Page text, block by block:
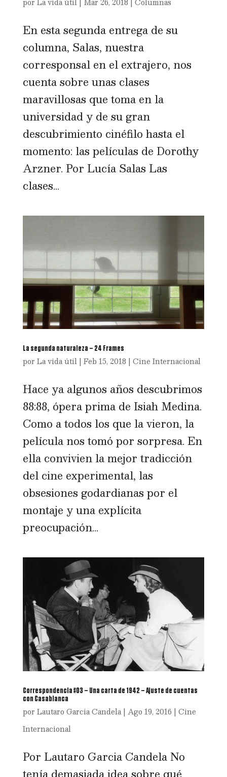
En esta segunda entrega de su
columna, Salas, nuestra
corresponsal en el extrajero, nos
cuenta sobre unas clases
maravillosas que toma en la
universidad y de su gran
descubrimiento cinéfilo hasta el
momento: las películas de Dorothy
Arzner. Por Lucía Salas Las
clases...
La segunda naturaleza – 24 Frames
por La vida útil| Feb 15, 2018 | Cine Internacional
Hace ya algunos años descubrimos
88:88, ópera prima de Isiah Medina.
Como a todos los que la vieron, la
película nos tomó por sorpresa. En
ella convivien la mejor tradicción
del cine experimental, las
obsesiones godardianas por el
montaje y una explícita
preocupación...
Correspondencia #03 – Una carta de 1942 – Ajuste de cuentas
con Casablanca
por Lautaro Garcia Candela| Ago 19, 2016 | Cine
Internacional
Por Lautaro Garcia Candela No